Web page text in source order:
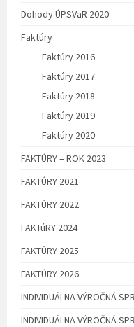
Dohody ÚPSVaR 2020
Faktúry
Faktúry 2016
Faktúry 2017
Faktúry 2018
Faktúry 2019
Faktúry 2020
FAKTÚRY – ROK 2023
FAKTÚRY 2021
FAKTÚRY 2022
FAKTúRY 2024
FAKTÚRY 2025
FAKTÚRY 2026
INDIVIDUÁLNA VÝROČNÁ
INDIVIDUÁLNA VÝROČNÁ